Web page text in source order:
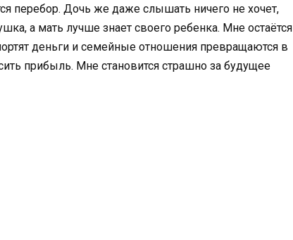
перебор. Дочь же даже слышать ничего не хочет,
а мать лучше знает своего ребенка. Мне остаётся
деньги и семейные отношения превращаются в
прибыль. Мне становится страшно за будущее